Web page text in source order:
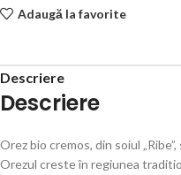
Adaugă la favorite
Descriere
Descriere
Orez bio cremos, din soiul
Orezul creste în regiunea